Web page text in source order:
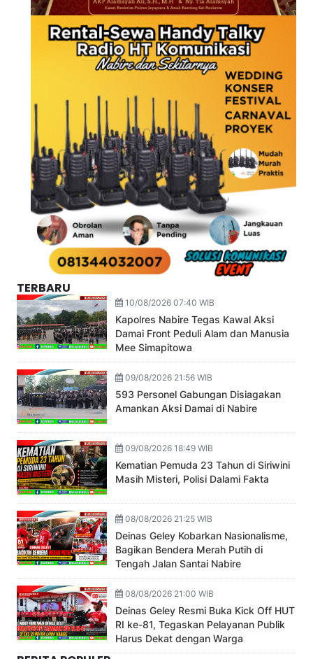
TERBARU
10/08/2026 07:40 WIB
Kapolres Nabire Tegas Kawal Aksi
Damai Front Peduli Alam dan Manusia
Mee Simapitowa
09/08/2026 21:56 WIB
593 Personel Gabungan Disiagakan
Amankan Aksi Damai di Nabire
09/08/2026 18:49 WIB
Kematian Pemuda 23 Tahun di Siriwini
Masih Misteri, Polisi Dalami Fakta
08/08/2026 21:25 WIB
Deinas Geley Kobarkan Nasionalisme,
Bagikan Bendera Merah Putih di
Tengah Jalan Santai Nabire
08/08/2026 21:00 WIB
Deinas Geley Resmi Buka Kick Off HUT
RI ke-81, Tegaskan Pelayanan Publik
Harus Dekat dengan Warga